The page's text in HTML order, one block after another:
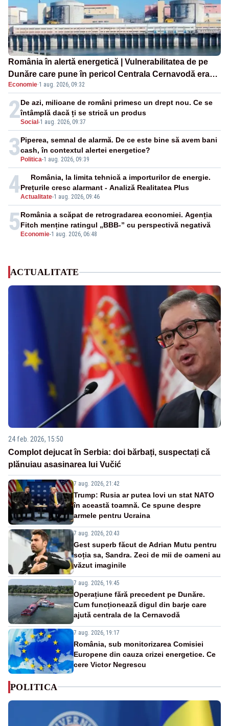
România în alertă energetică | Vulnerabilitatea de pe
Dunăre care pune în pericol Centrala Cernavodă era
cunoscută de pe vremea lui Ceaușescu
Economie·1 aug. 2026, 09:32
2Social -1 aug. 2026, 09:37
De azi, milioane de români primesc un drept nou. Ce se
întâmplă dacă ți se strică un produs
3 Politica-1 aug. 2026, 09:39
Piperea, semnal de alarmă. De ce este bine să avem bani
cash, în contextul alertei energetice?
4Actualitate-1 aug. 2026, 09:46
România, la limita tehnică a importurilor de energie.
Prețurile cresc alarmant - Analiză Realitatea Plus
5 Economie-1 aug. 2026, 06:48
România a scăpat de retrogradarea economiei. Agenția
Fitch menține ratingul „BBB-” cu perspectivă negativă
ACTUALITATE
24 feb. 2026, 15:50
Complot dejucat în Serbia: doi bărbați, suspectați că
plănuiau asasinarea lui Vučić
7 aug. 2026, 21:42
Trump: Rusia ar putea lovi un stat NATO
în această toamnă. Ce spune despre
armele pentru Ucraina
7 aug. 2026, 20:43
Gest superb făcut de Adrian Mutu pentru
soția sa, Sandra. Zeci de mii de oameni au
văzut imaginile
7 aug. 2026, 19:45
Operațiune fără precedent pe Dunăre.
Cum funcționează digul din barje care
ajută centrala de la Cernavodă
7 aug. 2026, 19:17
România, sub monitorizarea Comisiei
Europene din cauza crizei energetice. Ce
cere Victor Negrescu
POLITICA